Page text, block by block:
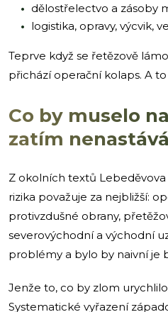
dělostřelectvo a zásoby
logistika, opravy, výcvik,
Teprve když se řetězově
přichází operační kolaps. A
Co by muselo
zatím nenastává
Z okolních textů Lebeděvova
rizika považuje za nejbližší:
protivzdušné obrany,
severovýchodní a východní
problémy a bylo by naivní je
Jenže to, co by zlom
Systematické vyřazení